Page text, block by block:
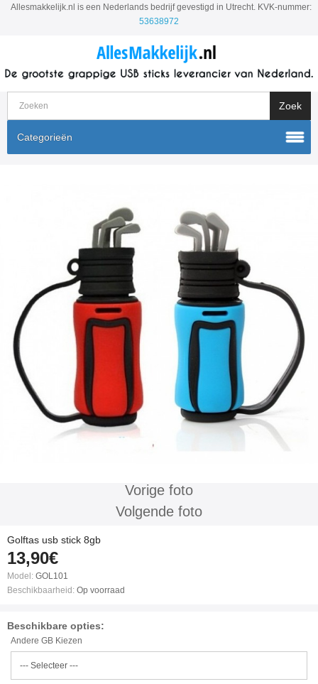
Allesmakkelijk.nl is een Nederlands bedrijf gevestigd in Utrecht. KVK-nummer:
53638972
Categorieën
Vorige foto
Volgende foto
Golftas usb stick 8gb
13,90€
Model: GOL101
Beschikbaarheid: Op voorraad
Beschikbare opties:
Andere GB Kiezen